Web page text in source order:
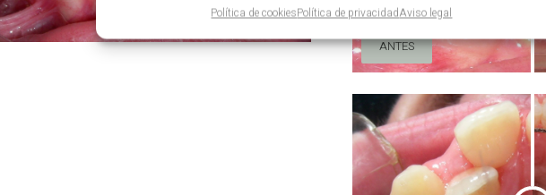
Política de cookiesPolítica de privacidadAviso legal
ANTES